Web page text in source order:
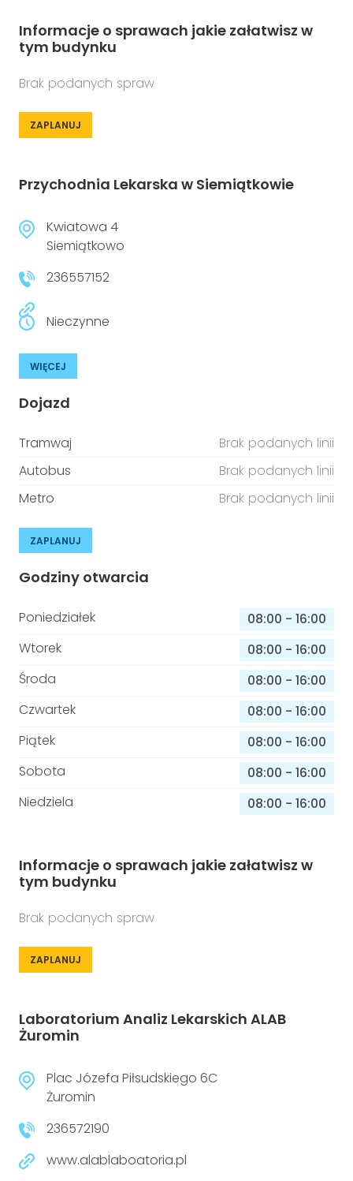
Informacje o sprawach jakie załatwisz w
tym budynku
Brak podanych spraw
ZAPLANUJ
Przychodnia Lekarska w Siemiątkowie
Kwiatowa 4
Siemiątkowo
236557152
Nieczynne
WIĘCEJ
Dojazd
Tramwaj
Brak podanych linii
Autobus
Brak podanych linii
Metro
Brak podanych linii
ZAPLANUJ
Godziny otwarcia
Poniedziałek 08:00 - 16:00
Wtorek
08:00 - 16:00
Środa
08:00 - 16:00
Czwartek
08:00 - 16:00
Piątek
08:00 - 16:00
Sobota
08:00 - 16:00
Niedziela
08:00 - 16:00
Informacje o sprawach jakie załatwisz w
tym budynku
Brak podanych spraw
ZAPLANUJ
Laboratorium Analiz Lekarskich ALAB
Żuromin
Plac Józefa Piłsudskiego 6C
Żuromin
236572190
www.alablaboatoria.pl